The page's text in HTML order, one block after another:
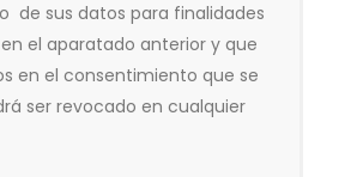
de sus datos para finalidades
el aparatado anterior y que
en el consentimiento que se
ser revocado en cualquier